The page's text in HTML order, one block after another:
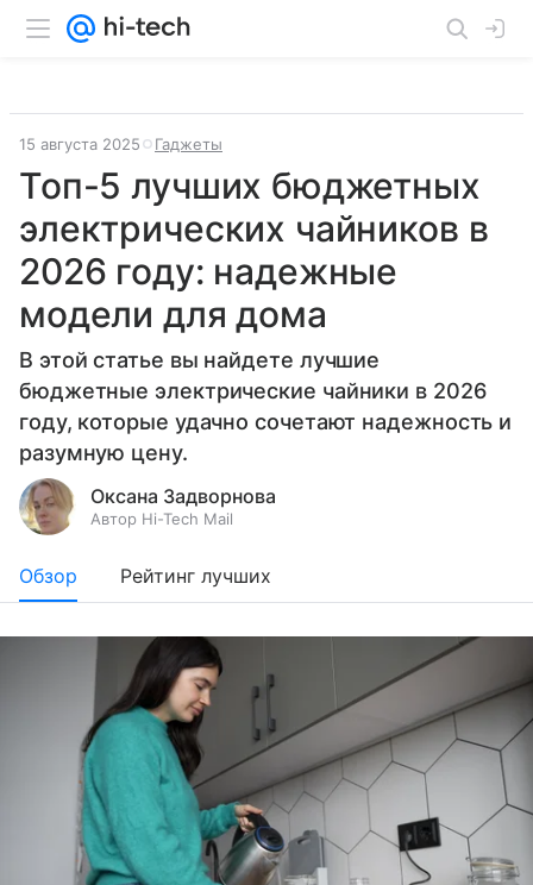
15 августа 2025 Гаджеты
Топ-5 лучших бюджетных
электрических чайников в
2026 году: надежные
модели для дома
В этой статье вы найдете лучшие
бюджетные электрические чайники в 2026
году, которые удачно сочетают надежность и
разумную цену.
Оксана Задворнова
Автор Hi-Tech Mail
Обзор Рейтинг лучших